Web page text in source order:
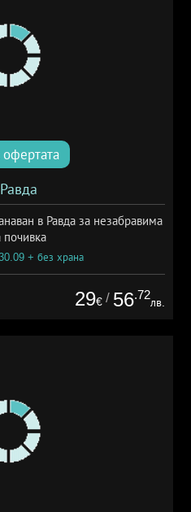
Равда
в Равда за незабравима
почивка
+ без храна
29€ / 56.72
лв.